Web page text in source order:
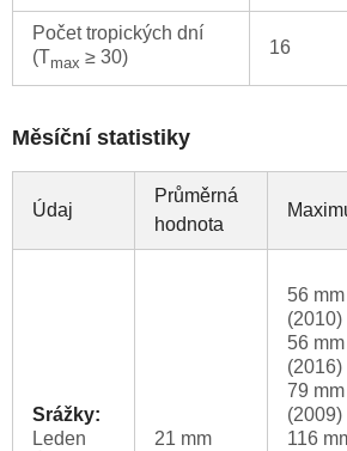
Počet tropických dní
(Tmax ≥ 30) 16
Měsíční statistiky
Údaj
Průměrná
hodnota
Srážky:
Leden
21 mm
56 mm
(2010)
56 mm
(2016)
79 mm
(2009)
116